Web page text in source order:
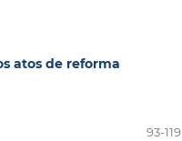
atos de reforma
93-119